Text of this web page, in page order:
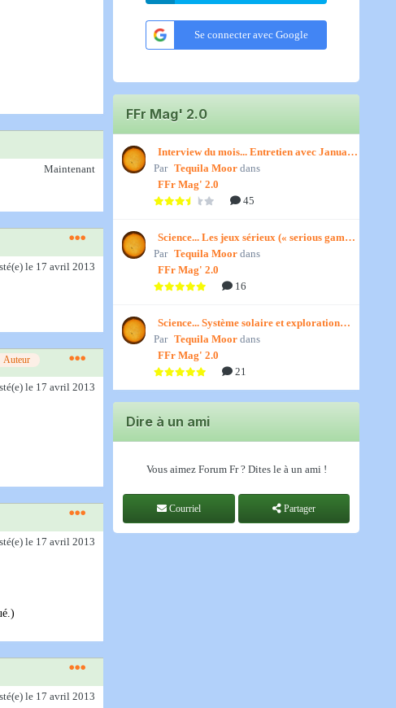
Maintenant
le 17 avril 2013
Auteur
le 17 avril 2013
le 17 avril 2013
le 17 avril 2013
Se connecter avec Google
FFr Mag' 2.0
Interview du mois... Entretien avec January,
par Titenath
Par Tequila Moor dans
FFr Mag' 2.0
45
Science... Les jeux sérieux (« serious games
») par Jedino
Par Tequila Moor dans
FFr Mag' 2.0
16
Science... Système solaire et exploration
spatiale, par Jedino
Par Tequila Moor dans
FFr Mag' 2.0
21
Dire à un ami
Vous aimez Forum Fr ? Dites le à un ami !
Courriel Partager